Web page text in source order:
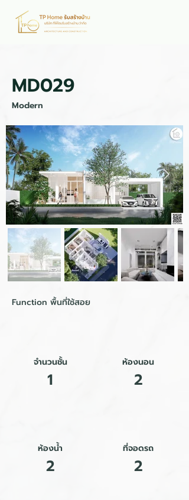
MD029
Modern
Function พื้นที่ใช้สอย
จำนวนชั้น
1
ห้องนอน
2
ห้องน้ำ
2
ที่จอดรถ
2